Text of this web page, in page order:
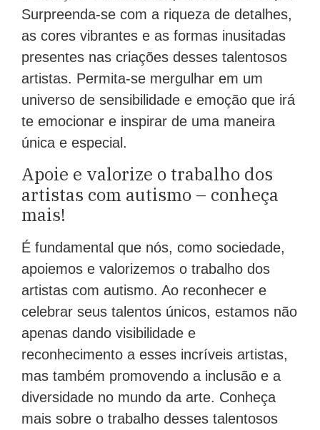
Surpreenda-se com a riqueza de detalhes,
as cores vibrantes e as formas inusitadas
presentes nas criações desses talentosos
artistas. Permita-se mergulhar em um
universo de sensibilidade e emoção que irá
te emocionar e inspirar de uma maneira
única e especial.
Apoie e valorize o trabalho dos
artistas com autismo – conheça
mais!
É fundamental que nós, como sociedade,
apoiemos e valorizemos o trabalho dos
artistas com autismo. Ao reconhecer e
celebrar seus talentos únicos, estamos não
apenas dando visibilidade e
reconhecimento a esses incríveis artistas,
mas também promovendo a inclusão e a
diversidade no mundo da arte. Conheça
mais sobre o trabalho desses talentosos